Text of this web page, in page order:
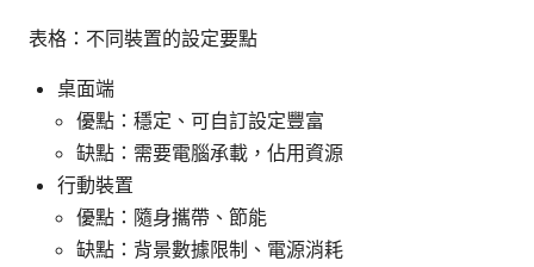
表格：不同裝置的設定要點
桌面端
優點：穩定、可自訂設定豐富
缺點：需要電腦承載，佔用資源
行動裝置
優點：隨身攜帶、節能
缺點：背景數據限制、電源消耗